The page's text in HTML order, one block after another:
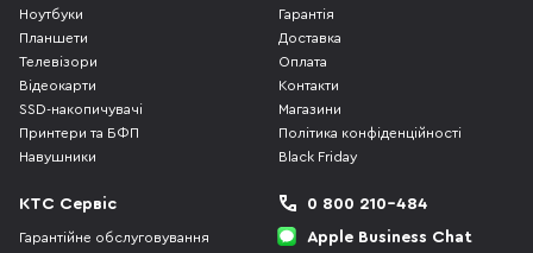
Ноутбуки
Планшети
Телевізори
Відеокарти
SSD-накопичувачі
Принтери та БФП
Навушники
Гарантія
Доставка
Оплата
Контакти
Магазини
Політика конфіденційності
Black Friday
КТС Сервіс
Гарантійне обслуговування
0 800 210-484
Apple Business Chat